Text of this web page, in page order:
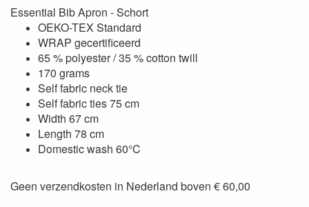
Essential Bib Apron - Schort
OEKO-TEX Standard
WRAP gecertificeerd
65 % polyester / 35 % cotton twill
170 grams
Self fabric neck tie
Self fabric ties 75 cm
Width 67 cm
Length 78 cm
Domestic wash 60°C
Geen verzendkosten in Nederland boven € 60,00